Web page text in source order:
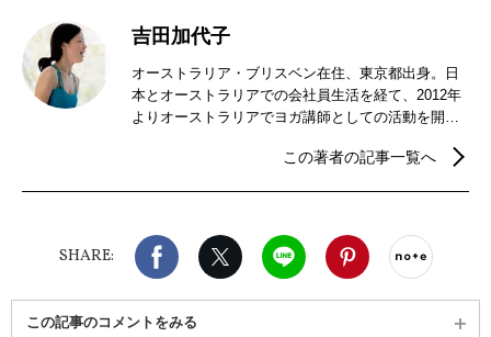
吉田加代子
オーストラリア・ブリスベン在住、東京都出身。日
本とオーストラリアでの会社員生活を経て、2012年
よりオーストラリアでヨガ講師としての活動を開
響楽器シンギング・リン®を使ったサウンドセラピ
この著者の記事一覧へ
SHARE:
Facebook X（旧twitter）
LINE Pinterest
この記事のコメントをみる